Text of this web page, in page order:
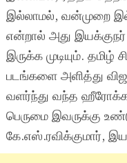
இல்லாமல், வன்முறை
என்றால் அது
இருக்க முடியும்.
படங்களை அளித்து
வளர்ந்து வந்த
பெருமை இவருக்கு
கே.எஸ்.ரவிக்குமார்,